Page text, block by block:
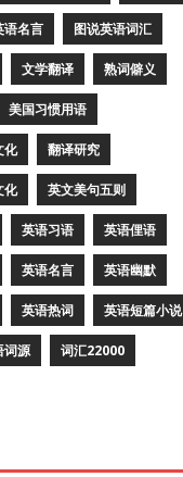
语名言 图说英语词汇
文学翻译 熟词僻义
美国习惯用语
化 翻译研究
化 英文美句五则
英语习语 英语俚语
英语名言 英语幽默
英语热词 英语短篇小说
词源 词汇22000